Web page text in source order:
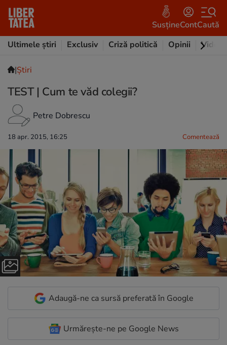
SusțineContCaută
Ultimele știri
Exclusiv Criză politică Opinii Video
|Ştiri
TEST | Cum te văd colegii?
Petre Dobrescu
18 apr. 2015, 16:25 Comentează
Adaugă-ne ca sursă preferată în Google
Urmărește-ne pe Google News